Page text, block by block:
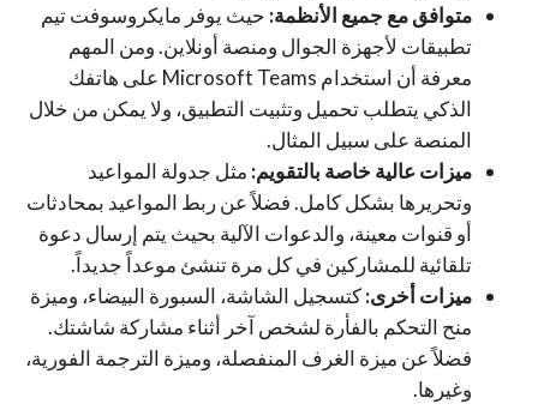
متوافق مع جميع الأنظمة: حيث يوفر مايكروسوفت تيم
تطبيقات لأجهزة الجوال ومنصة أونلاين. ومن المهم
معرفة أن استخدام Microsoft Teams على هاتفك
الذكي يتطلب تحميل وتثبيت التطبيق، ولا يمكن من خلال
المنصة على سبيل المثال.
ميزات عالية خاصة بالتقويم: مثل جدولة المواعيد
وتحريرها بشكل كامل. فضلاً عن ربط المواعيد بمحادثات
أو قنوات معينة، والدعوات الآلية بحيث يتم إرسال دعوة
تلقائية للمشاركين في كل مرة تنشئ موعداً جديداً.
ميزات أخرى:كتسجيل الشاشة، السبورة البيضاء، وميزة
منح التحكم بالفأرة لشخص آخر أثناء مشاركة شاشتك.
فضلاً عن ميزة الغرف المنفصلة، وميزة الترجمة الفورية،
وغيرها.